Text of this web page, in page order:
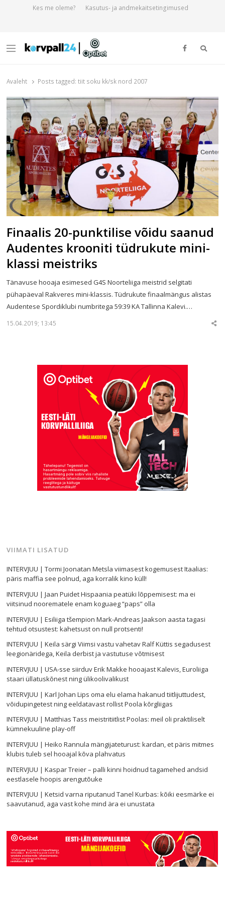
Kes me oleme? Kasutus- ja andmekaitsetingimused
Menu Otsi
Avaleht Posts tagged:tiit soku kk/sk nord 2007
Finaalis 20-punktilise võidu saanud
Audentes krooniti tüdrukute mini-
klassi meistriks
Tänavuse hooaja esimesed G4S Noorteliiga meistrid selgitati
pühapäeval Rakveres mini-klassis. Tüdrukute finaalmängus alistas
Audentese Spordiklubi numbritega 59:39 KA Tallinna Kalevi.…
15.04.2019; 13:45
VIIMATI LISATUD
INTERVJUU | Tormi Joonatan Metsla viimasest kogemusest Itaalias:
päris maffia see polnud, aga korralik kino küll!
INTERVJUU | Jaan Puidet Hispaania peatüki lõppemisest: ma ei
viitsinud noorematele enam koguaeg “paps” olla
INTERVJUU | Esiliiga tšempion Mark-Andreas Jaakson aasta tagasi
tehtud otsustest: kahetsust on null protsenti!
INTERVJUU | Keila särgi Viimsi vastu vahetav Ralf Küttis segadusest
leegionäridega, Keila derbist ja vastutuse võtmisest
INTERVJUU | USA-sse siirduv Erik Makke hooajast Kalevis, Euroliiga
staari üllatuskõnest ning ülikoolivalikust
INTERVJUU | Karl Johan Lips oma elu elama hakanud tiitlijuttudest,
võidupingetest ning eeldatavast rollist Poola kõrgliigas
INTERVJUU | Matthias Tass meistritiitlist Poolas: meil oli praktiliselt
kümnekuuline play-off
INTERVJUU | Heiko Rannula mängijateturust: kardan, et päris mitmes
klubis tuleb sel hooajal kõva plahvatus
INTERVJUU | Kaspar Treier – palli kinni hoidnud tagamehed andsid
eestlasele hoopis arengutõuke
INTERVJUU | Ketsid varna riputanud Tanel Kurbas: kõiki eesmärke ei
saavutanud, aga vast kohe mind ära ei unustata